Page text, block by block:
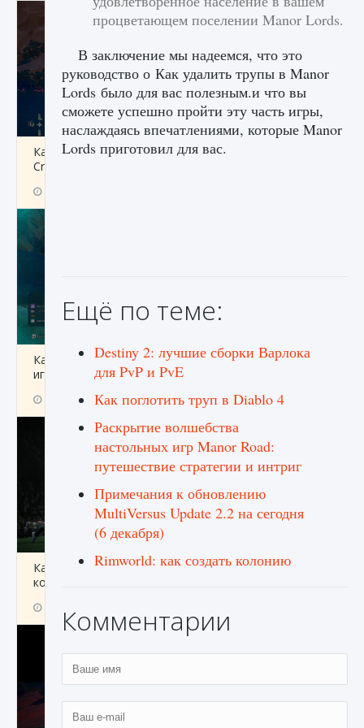
Как разблокировать заклинание Крист в
Creatures of Ava
Как приручить существ из степей Тамура в
игре Creatures of Ava
9 августа 2024 1 164 0 0
Как исправить ошибку EA FC 25 beta,
которая не работает
процветающем поселении Manor Lords.
В заключение мы надеемся, что это
руководство о Как удалить трупы в Manor
Lords было для вас полезным.и что вы
сможете успешно пройти эту часть игры,
наслаждаясь впечатлениями, которые Manor
Lords приготовил для вас.
Ещё по теме:
Destiny 2: лучшие сборки Варлока
для PvP и PvE
Как поглотить труп в Diablo 4
Раскрытие волшебства
настольных игр Manor Road:
путешествие стратегии и интриг
Примечания к обновлению
MultiVersus Update 2.2 на сегодня
(6 декабря)
Rimworld: как создать колонию
Комментарии